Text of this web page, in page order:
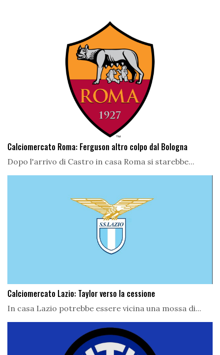
Calciomercato Roma: Ferguson altro colpo dal Bologna
Dopo l'arrivo di Castro in casa Roma si starebbe...
Calciomercato Lazio: Taylor verso la cessione
In casa Lazio potrebbe essere vicina una mossa di...